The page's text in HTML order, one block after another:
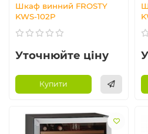
Шкаф винний FROSTY
KWS-102P
Уточнюйте ціну
Купити